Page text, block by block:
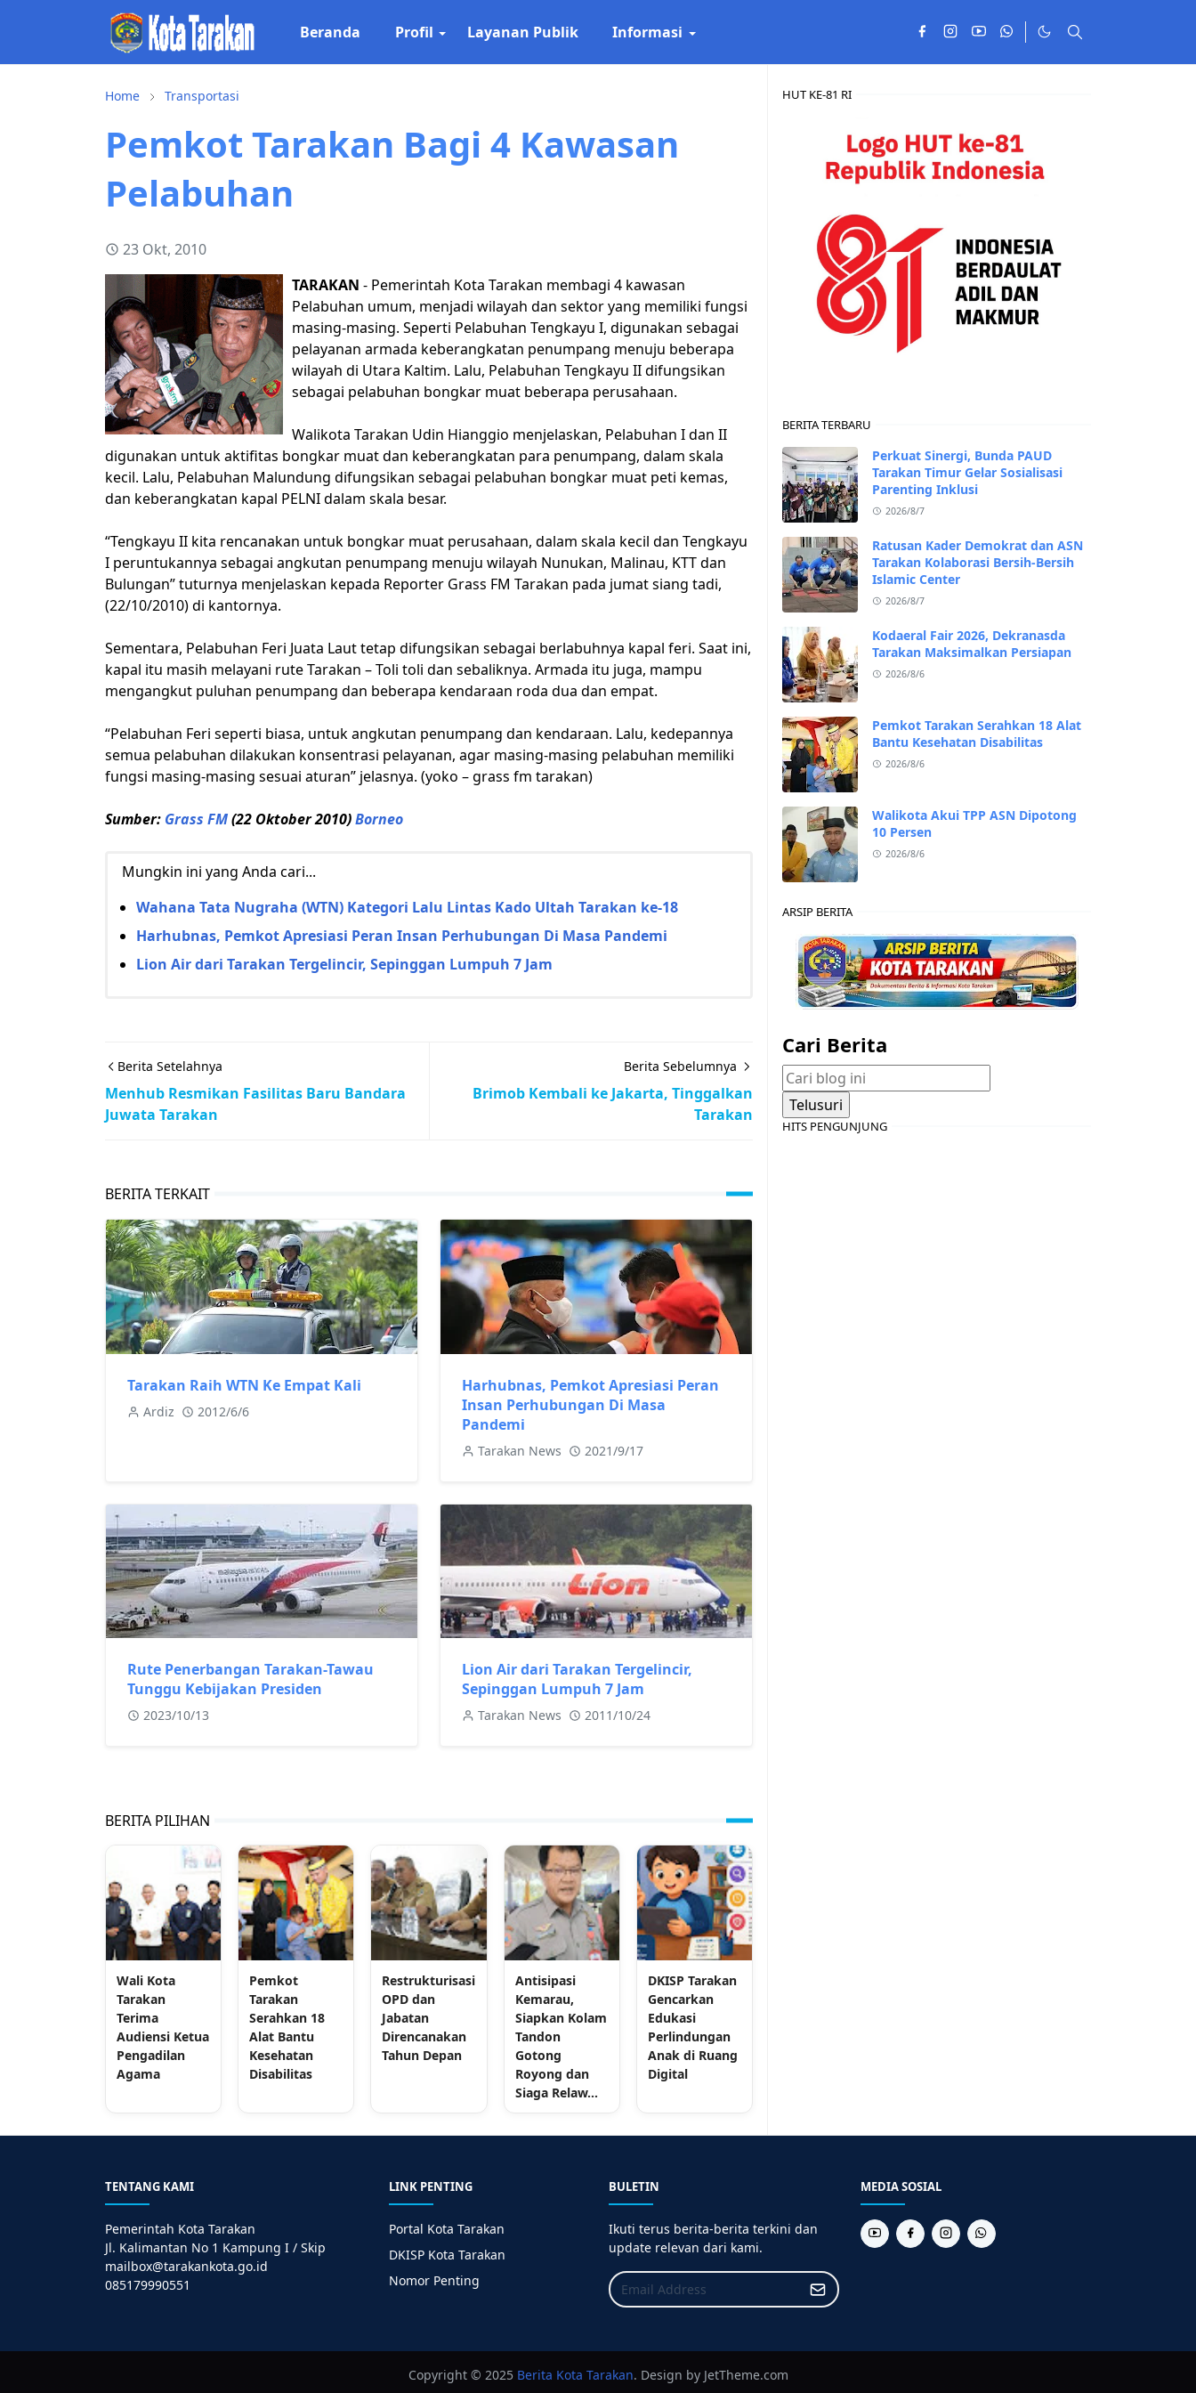
Beranda Profil Layanan Publik Informasi
Home Transportasi
Pemkot Tarakan Bagi 4 Kawasan
Pelabuhan
23 Okt, 2010
TARAKAN - Pemerintah Kota Tarakan membagi 4 kawasan
Pelabuhan umum, menjadi wilayah dan sektor yang memiliki fungsi
masing-masing. Seperti Pelabuhan Tengkayu I, digunakan sebagai
pelayanan armada keberangkatan penumpang menuju beberapa
wilayah di Utara Kaltim. Lalu, Pelabuhan Tengkayu II difungsikan
sebagai pelabuhan bongkar muat beberapa perusahaan.
Walikota Tarakan Udin Hianggio menjelaskan, Pelabuhan I dan II
digunakan untuk aktifitas bongkar muat dan keberangkatan para penumpang, dalam skala
kecil. Lalu, Pelabuhan Malundung difungsikan sebagai pelabuhan bongkar muat peti kemas,
dan keberangkatan kapal PELNI dalam skala besar.
“Tengkayu II kita rencanakan untuk bongkar muat perusahaan, dalam skala kecil dan Tengkayu
I peruntukannya sebagai angkutan penumpang menuju wilayah Nunukan, Malinau, KTT dan
Bulungan” tuturnya menjelaskan kepada Reporter Grass FM Tarakan pada jumat siang tadi,
(22/10/2010) di kantornya.
Sementara, Pelabuhan Feri Juata Laut tetap difungsikan sebagai berlabuhnya kapal feri. Saat ini,
kapal itu masih melayani rute Tarakan – Toli toli dan sebaliknya. Armada itu juga, mampu
mengangkut puluhan penumpang dan beberapa kendaraan roda dua dan empat.
“Pelabuhan Feri seperti biasa, untuk angkutan penumpang dan kendaraan. Lalu, kedepannya
semua pelabuhan dilakukan konsentrasi pelayanan, agar masing-masing pelabuhan memiliki
fungsi masing-masing sesuai aturan” jelasnya. (yoko – grass fm tarakan)
Sumber: Grass FM(22 Oktober 2010)Borneo
Mungkin ini yang Anda cari...
Wahana Tata Nugraha (WTN) Kategori Lalu Lintas Kado Ultah Tarakan ke-18
Harhubnas, Pemkot Apresiasi Peran Insan Perhubungan Di Masa Pandemi
Lion Air dari Tarakan Tergelincir, Sepinggan Lumpuh 7 Jam
Berita Setelahnya
Menhub Resmikan Fasilitas Baru Bandara
Juwata Tarakan
Berita Sebelumnya
Brimob Kembali ke Jakarta, Tinggalkan
Tarakan
BERITA TERKAIT
Tarakan Raih WTN Ke Empat Kali
Ardiz 2012/6/6
Harhubnas, Pemkot Apresiasi Peran
Insan Perhubungan Di Masa
Pandemi
Tarakan News 2021/9/17
Rute Penerbangan Tarakan-Tawau
Tunggu Kebijakan Presiden
2023/10/13
Lion Air dari Tarakan Tergelincir,
Sepinggan Lumpuh 7 Jam
Tarakan News 2011/10/24
BERITA PILIHAN
Wali Kota
Tarakan
Terima
Audiensi Ketua
Pengadilan
Agama
Pemkot
Tarakan
Serahkan 18
Alat Bantu
Kesehatan
Disabilitas
Restrukturisasi
OPD dan
Jabatan
Direncanakan
Tahun Depan
Antisipasi
Kemarau,
Siapkan Kolam
Tandon
Gotong
Royong dan
Siaga Relaw...
DKISP Tarakan
Gencarkan
Edukasi
Perlindungan
Anak di Ruang
Digital
HUT KE-81 RI
BERITA TERBARU
Perkuat Sinergi, Bunda PAUD
Tarakan Timur Gelar Sosialisasi
Parenting Inklusi
2026/8/7
Ratusan Kader Demokrat dan ASN
Tarakan Kolaborasi Bersih-Bersih
Islamic Center
2026/8/7
Kodaeral Fair 2026, Dekranasda
Tarakan Maksimalkan Persiapan
2026/8/6
Pemkot Tarakan Serahkan 18 Alat
Bantu Kesehatan Disabilitas
2026/8/6
Walikota Akui TPP ASN Dipotong
10 Persen
2026/8/6
ARSIP BERITA
Cari Berita
HITS PENGUNJUNG
TENTANG KAMI
Pemerintah Kota Tarakan
Jl. Kalimantan No 1 Kampung I / Skip
mailbox@tarakankota.go.id
085179990551
LINK PENTING
Portal Kota Tarakan
DKISP Kota Tarakan
Nomor Penting
BULETIN
Ikuti terus berita-berita terkini dan
update relevan dari kami.
MEDIA SOSIAL
Copyright © 2025 Berita Kota Tarakan. Design by JetTheme.com